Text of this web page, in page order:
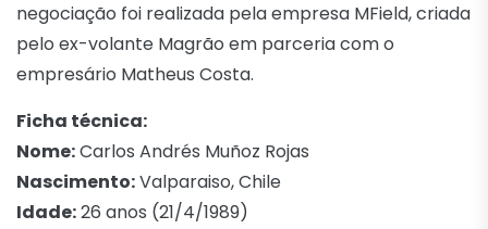
negociação foi realizada pela empresa MField, criada
pelo ex-volante Magrão em parceria com o
empresário Matheus Costa.
Ficha técnica:
Nome:Carlos Andrés Muñoz Rojas
Nascimento:Valparaiso, Chile
Idade:26 anos (21/4/1989)